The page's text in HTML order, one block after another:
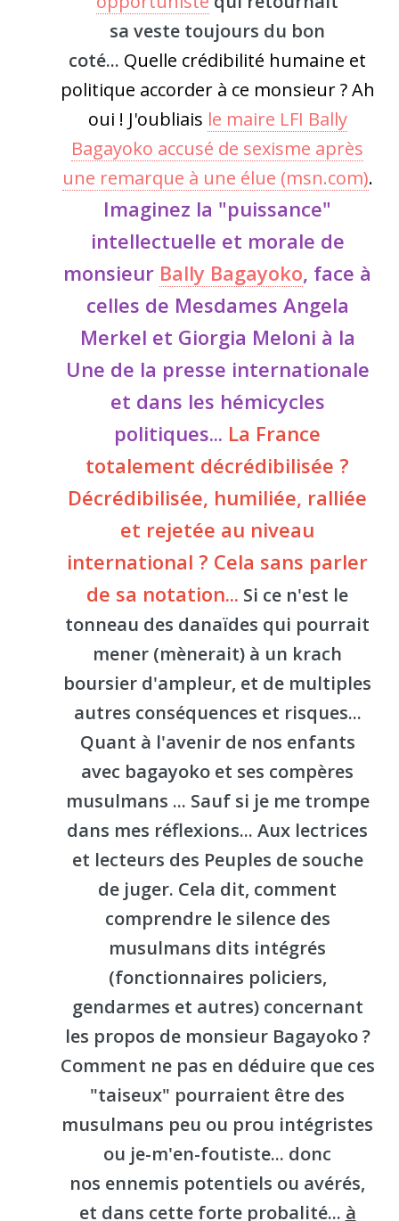
sa veste toujours du bon
coté... Quelle crédibilité humaine et
politique accorder à ce monsieur ? Ah
oui ! J'oubliais le maire LFI Bally
Bagayoko accusé de sexisme après
une remarque à une élue (msn.com).
Imaginez la "puissance"
intellectuelle et morale de
monsieur Bally Bagayoko, face à
celles de Mesdames Angela
Merkel et Giorgia Meloni à la
Une de la presse internationale
et dans les hémicycles
politiques... La France
totalement décrédibilisée ?
Décrédibilisée, humiliée, ralliée
et rejetée au niveau
international ? Cela sans parler
de sa notation... Si ce n'est le
tonneau des danaïdes qui pourrait
mener (mènerait) à un krach
boursier d'ampleur, et de multiples
autres conséquences et risques...
Quant à l'avenir de nos enfants
avec bagayoko et ses compères
musulmans ... Sauf si je me trompe
dans mes réflexions... Aux lectrices
et lecteurs des Peuples de souche
de juger. Cela dit, comment
comprendre le silence des
musulmans dits intégrés
(fonctionnaires policiers,
gendarmes et autres) concernant
les propos de monsieur Bagayoko ?
Comment ne pas en déduire que ces
"taiseux" pourraient être des
musulmans peu ou prou intégristes
ou je-m'en-foutiste... donc
nos ennemis potentiels ou avérés,
et dans cette forte probalité... à